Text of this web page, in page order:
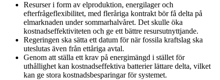
Resurser i form av elproduktion, energilager och
efterfrågeflexibilitet, med fleråriga kontrakt bör få delta på
elmarknaden under sommarhalvåret. Det skulle öka
kostnadseffektiviteten och ge ett bättre resursutnyttjande.
Regeringen ska sätta ett datum för när fossila kraftslag ska
uteslutas även från ettåriga avtal.
Genom att ställa ett krav på energimängd i stället för
uthållighet kan kostnadseffektiva batterier lättare delta, vilket
kan ge stora kostnadsbesparingar för systemet.